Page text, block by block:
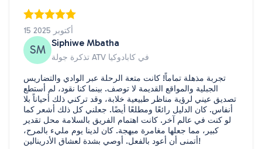
15 أكتوبر 2025
SM
Siphiwe Mbatha
تذكرة جولة ATV في كابادوكيا
تجربة مذهلة تماماً! كانت متعة الرحلة عبر الوادي والتضاريس
الجبلية والمواقع القديمة لا توصف. بينما كنا نقود، لم أستطع
تصديق عيني لرؤية مناظر طبيعية خلابة، وقد تركني ذلك أحياناً بلا
أنفاس. كان الدليل رائعًا ومطلعًا أيضًا. جعلني كل ذلك أشعر كما
لو كنت في عالم آخر. كانت اهتمام الفريق بالسلامة محل تقدير
كبير، مما جعلها مغامرة مبهجة. كان لدينا يوم مليء بالمرح،
أتمنى أن أعود بالفعل. أوصي بشدة لعشاق الأدرينالين!